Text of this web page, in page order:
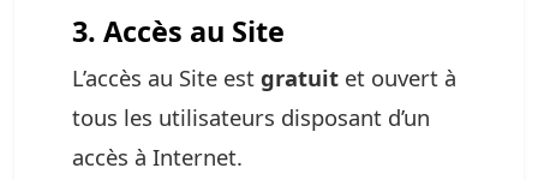
3. Accès au Site
L’accès au Site est gratuit et ouvert à
tous les utilisateurs disposant d’un
accès à Internet.